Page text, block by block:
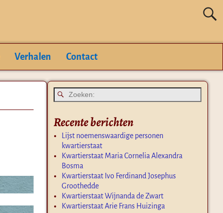
Verhalen Contact
Recente berichten
Lijst noemenswaardige personen
kwartierstaat
Kwartierstaat Maria Cornelia Alexandra
Bosma
Kwartierstaat Ivo Ferdinand Josephus
Groothedde
Kwartierstaat Wijnanda de Zwart
Kwartierstaat Arie Frans Huizinga